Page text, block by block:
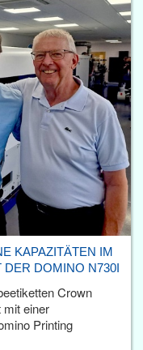
KAPAZITÄTEN IM
DER DOMINO N730I
Crown
mit einer
Printing